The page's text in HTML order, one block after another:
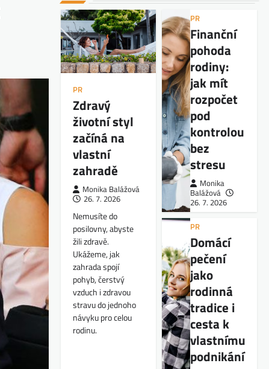
PR
Zdravý
životní styl
začíná na
vlastní
zahradě
Monika Balážová
26. 7. 2026
Nemusíte do
posilovny, abyste
žili zdravě.
Ukážeme, jak
zahrada spojí
pohyb, čerstvý
vzduch i zdravou
stravu do jednoho
návyku pro celou
rodinu.
PR
Finanční
pohoda
rodiny:
jak mít
rozpočet
pod
kontrolou
bez
stresu
Monika
Balážová
26. 7. 2026
PR
Domácí
pečení
jako
rodinná
tradice i
cesta k
vlastnímu
podnikání